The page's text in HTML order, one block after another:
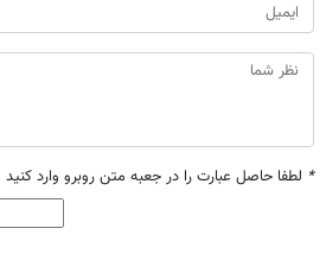
* لطفا حاصل عبارت را در جعبه متن روبرو وارد کنید